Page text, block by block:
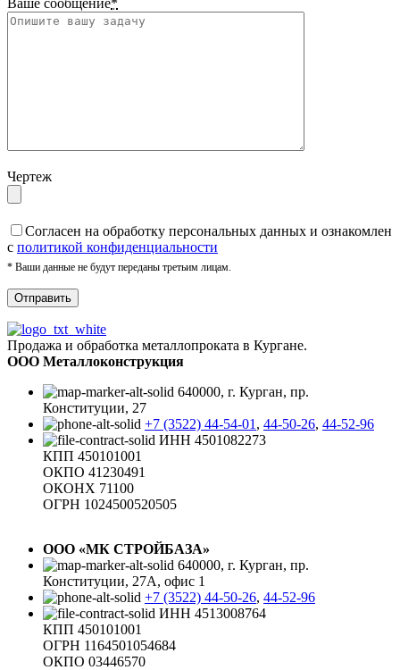
Чертеж
Cогласен на обработку персональных данных и ознакомлен
с политикой конфиденциальности
* Ваши данные не будут переданы третьим лицам.
Продажа и обработка металлопроката в Кургане.
ООО Металлоконструкция
640000, г. Курган, пр.
Конституции, 27
+7 (3522) 44-54-01 , 44-50-26, 44-52-96
ИНН 4501082273
КПП 450101001
ОКПО 41230491
ОКОНХ 71100
ОГРН 1024500520505
ООО «МК СТРОЙБАЗА»
640000, г. Курган, пр.
Конституции, 27А, офис 1
+7 (3522) 44-50-26, 44-52-96
ИНН 4513008764
КПП 450101001
ОГРН 1164501054684
ОКПО 03446570